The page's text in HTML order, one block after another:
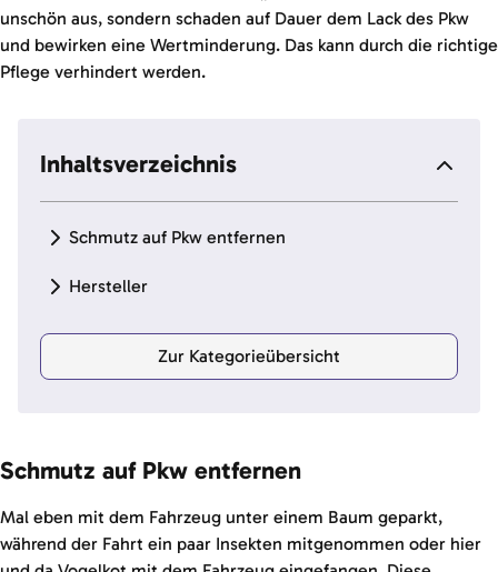
unschön aus, sondern schaden auf Dauer dem Lack des Pkw
und bewirken eine Wertminderung. Das kann durch die richtige
Pflege verhindert werden.
Inhaltsverzeichnis
Schmutz auf Pkw entfernen
Hersteller
Zur Kategorieübersicht
Schmutz auf Pkw entfernen
Mal eben mit dem Fahrzeug unter einem Baum geparkt,
während der Fahrt ein paar Insekten mitgenommen oder hier